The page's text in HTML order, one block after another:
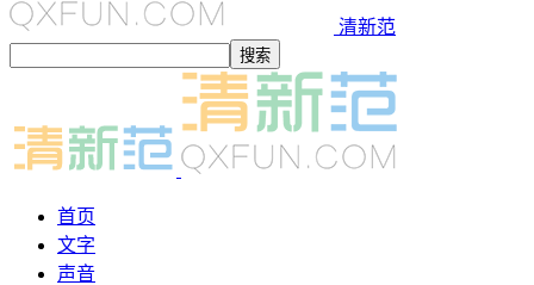
清新范
首页
文字
声音